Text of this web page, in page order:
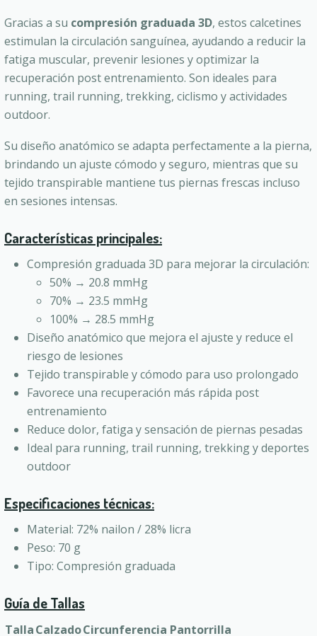
Gracias a su compresión graduada 3D, estos calcetines
estimulan la circulación sanguínea, ayudando a reducir la
fatiga muscular, prevenir lesiones y optimizar la
recuperación post entrenamiento. Son ideales para
running, trail running, trekking, ciclismo y actividades
outdoor.
Su diseño anatómico se adapta perfectamente a la pierna,
brindando un ajuste cómodo y seguro, mientras que su
tejido transpirable mantiene tus piernas frescas incluso
en sesiones intensas.
Características principales:
Compresión graduada 3D para mejorar la circulación:
50% → 20.8 mmHg
70% → 23.5 mmHg
100% → 28.5 mmHg
Diseño anatómico que mejora el ajuste y reduce el
riesgo de lesiones
Tejido transpirable y cómodo para uso prolongado
Favorece una recuperación más rápida post
entrenamiento
Reduce dolor, fatiga y sensación de piernas pesadas
Ideal para running, trail running, trekking y deportes
outdoor
Especificaciones técnicas:
Material: 72% nailon / 28% licra
Peso: 70 g
Tipo: Compresión graduada
Guía de Tallas
TallaCalzadoCircunferencia Pantorrilla